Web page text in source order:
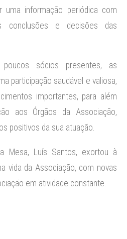
uma informação periódica com
conclusões e decisões das
sócios presentes, as
participação saudável e valiosa,
importantes, para além
aos Órgãos da Associação,
positivos da sua atuação.
Mesa, Luís Santos, exortou à
vida da Associação, com novas
em atividade constante.